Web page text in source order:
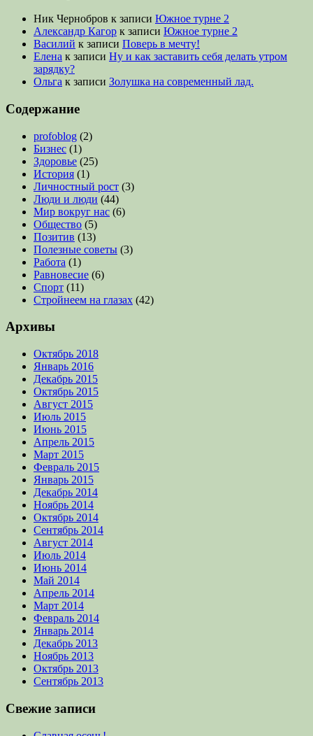
Ник Чернобров к записи Южное турне 2
Александр Кагор к записи Южное турне 2
Василий к записи Поверь в мечту!
Елена к записи Ну и как заставить себя делать утром
зарядку?
Ольга к записи Золушка на современный лад.
Содержание
profoblog (2)
Бизнес (1)
Здоровье (25)
История (1)
Личностный рост (3)
Люди и люди (44)
Мир вокруг нас (6)
Общество (5)
Позитив (13)
Полезные советы (3)
Работа (1)
Равновесие (6)
Спорт (11)
Стройнеем на глазах (42)
Архивы
Октябрь 2018
Январь 2016
Декабрь 2015
Октябрь 2015
Август 2015
Июль 2015
Июнь 2015
Апрель 2015
Март 2015
Февраль 2015
Январь 2015
Декабрь 2014
Ноябрь 2014
Октябрь 2014
Сентябрь 2014
Август 2014
Июль 2014
Июнь 2014
Май 2014
Апрель 2014
Март 2014
Февраль 2014
Январь 2014
Декабрь 2013
Ноябрь 2013
Октябрь 2013
Сентябрь 2013
Свежие записи